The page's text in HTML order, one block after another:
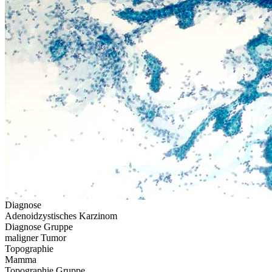
Diagnose
Adenoidzystisches Karzinom
Diagnose Gruppe
maligner Tumor
Topographie
Mamma